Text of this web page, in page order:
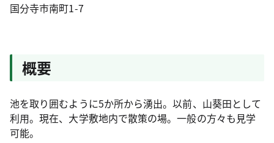
国分寺市南町1-7
概要
池を取り囲むように5か所から湧出。以前、山葵田として
利用。現在、大学敷地内で散策の場。一般の方々も見学
可能。